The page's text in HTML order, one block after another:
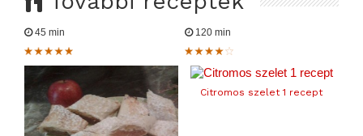
45 min 120 min
Citromos szelet 1 recept